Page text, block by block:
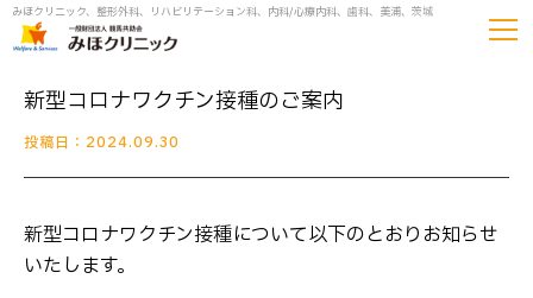
みほクリニック、整形外科、リハビリテーション科、内科/心療内科、歯科、美浦、茨城
新型コロナワクチン接種のご案内
投稿日：2024.09.30
新型コロナワクチン接種について以下のとおりお知らせ
いたします。